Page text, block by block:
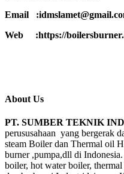
Email
Web :https://
About Us
PT. SUMBER TEKNIK
perususahaan yang bergerak
steam Boiler dan Thermal oil
burner ,pumpa,dll di
boiler, hot water boiler,